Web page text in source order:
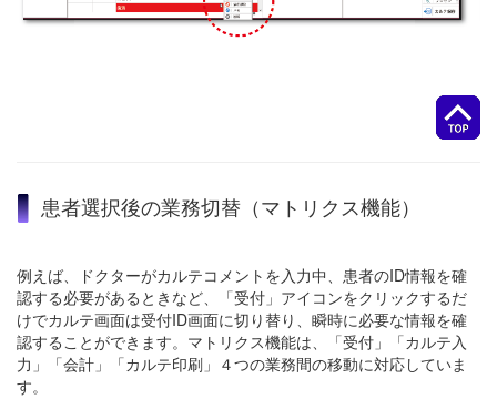
患者選択後の業務切替（マトリクス機能）
例えば、ドクターがカルテコメントを入力中、患者のID情報を確
認する必要があるときなど、「受付」アイコンをクリックするだ
けでカルテ画面は受付ID画面に切り替り、瞬時に必要な情報を確
認することができます。マトリクス機能は、「受付」「カルテ入
力」「会計」「カルテ印刷」４つの業務間の移動に対応していま
す。